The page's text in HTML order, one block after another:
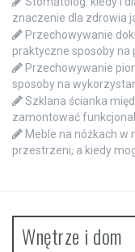
znaczenie dla zdrowia
Przechowywanie
praktyczne sposoby na
Przechowywanie
sposoby na
Szklana ścianka
zamontować
Meble na nóżkach w
przestrzeni, a kiedy
Wnętrze i dom